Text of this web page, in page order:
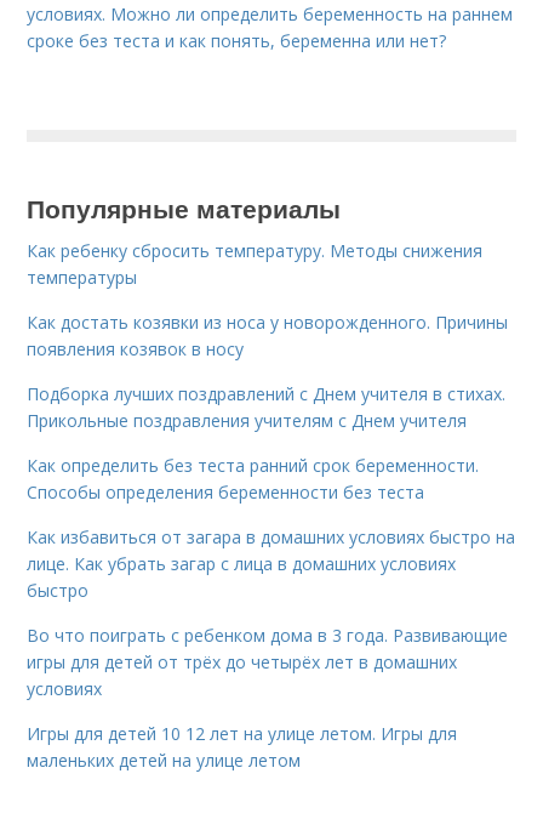
условиях. Можно ли определить беременность на раннем
сроке без теста и как понять, беременна или нет?
Популярные материалы
Как ребенку сбросить температуру. Методы снижения
температуры
Как достать козявки из носа у новорожденного. Причины
появления козявок в носу
Подборка лучших поздравлений с Днем учителя в стихах.
Прикольные поздравления учителям с Днем учителя
Как определить без теста ранний срок беременности.
Способы определения беременности без теста
Как избавиться от загара в домашних условиях быстро на
лице. Как убрать загар с лица в домашних условиях
быстро
Во что поиграть с ребенком дома в 3 года. Развивающие
игры для детей от трёх до четырёх лет в домашних
условиях
Игры для детей 10 12 лет на улице летом. Игры для
маленьких детей на улице летом